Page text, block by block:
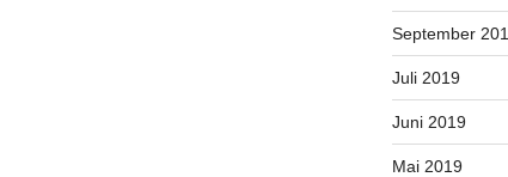
September
Juli 2019
Juni 2019
Mai 2019